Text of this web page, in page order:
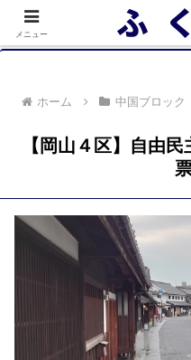
落選者一
ホーム 中国ブロック
【岡山４区】自由
メニュー